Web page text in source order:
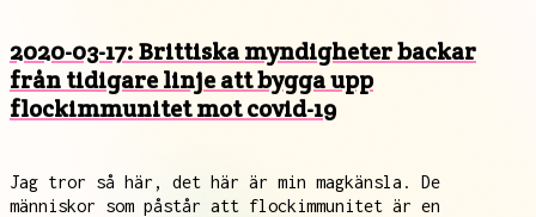
2020-03-17: Brittiska myndigheter backar
från tidigare linje att bygga upp
flockimmunitet mot covid-19
Jag tror så här, det här är min magkänsla. De
människor som påstår att flockimmunitet är en